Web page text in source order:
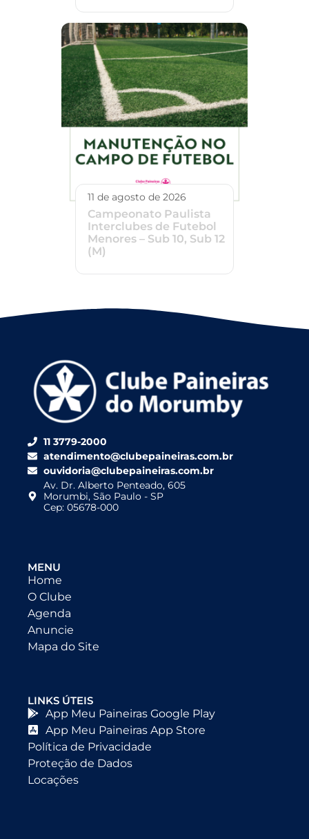
11 de agosto de 2026
Campeonato Paulista
Interclubes de Futebol
Menores – Sub 10, Sub 12
(M)
11 3779-2000
atendimento@clubepaineiras.com.br
ouvidoria@clubepaineiras.com.br
Av. Dr. Alberto Penteado, 605
Morumbi, São Paulo - SP
Cep: 05678-000
MENU
Home
O Clube
Agenda
Anuncie
Mapa do Site
LINKS ÚTEIS
App Meu Paineiras Google Play
App Meu Paineiras App Store
Política de Privacidade
Proteção de Dados
Locações